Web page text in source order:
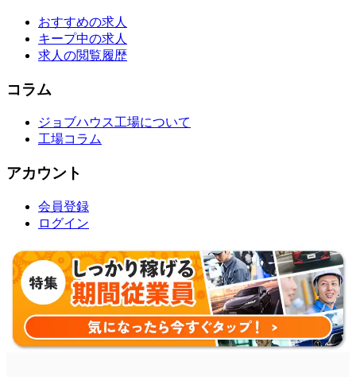
おすすめの求人
キープ中の求人
求人の閲覧履歴
コラム
ジョブハウス工場について
工場コラム
アカウント
会員登録
ログイン